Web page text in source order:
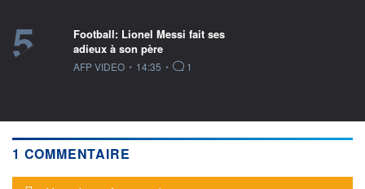
5
Football: Lionel Messi fait ses
adieux à son père
information fournie par
AFP VIDEO • 14:35 • 1
1 COMMENTAIRE